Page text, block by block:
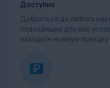
Доступно
Добраться до любого
подходящих для вас
находите нужную поездку